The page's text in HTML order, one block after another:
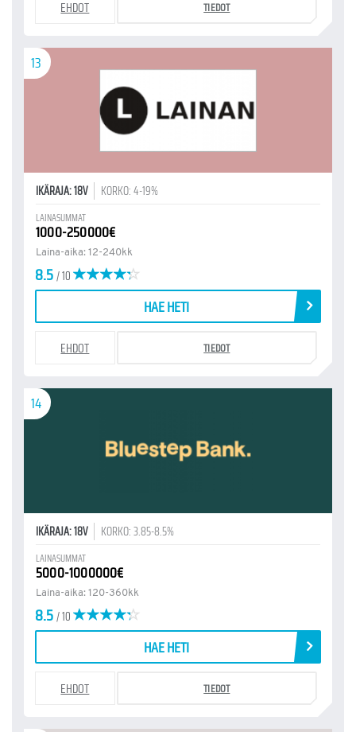
EHDOT TIEDOT
13
IKÄRAJA: 18V KORKO: 4-19%
LAINASUMMAT
1000-250000€
Laina-aika: 12-240kk
8.5/ 10
HAE HETI
EHDOT TIEDOT
14
IKÄRAJA: 18V KORKO: 3.85-8.5%
LAINASUMMAT
5000-1000000€
Laina-aika: 120-360kk
8.5/ 10
HAE HETI
EHDOT TIEDOT